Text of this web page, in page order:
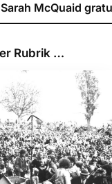
Sarah McQuaid
Rubrik …